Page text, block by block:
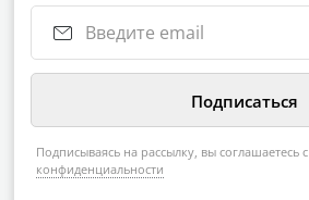
Подписываясь на рассылку, вы соглашаетесь с
конфиденциальности